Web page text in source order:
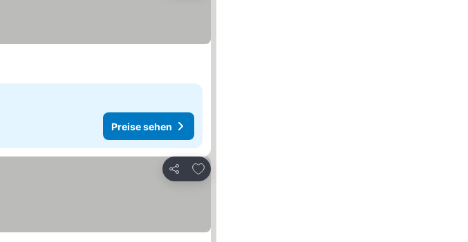
Preise sehen
Teilen
Zu Favoriten hinzufügen